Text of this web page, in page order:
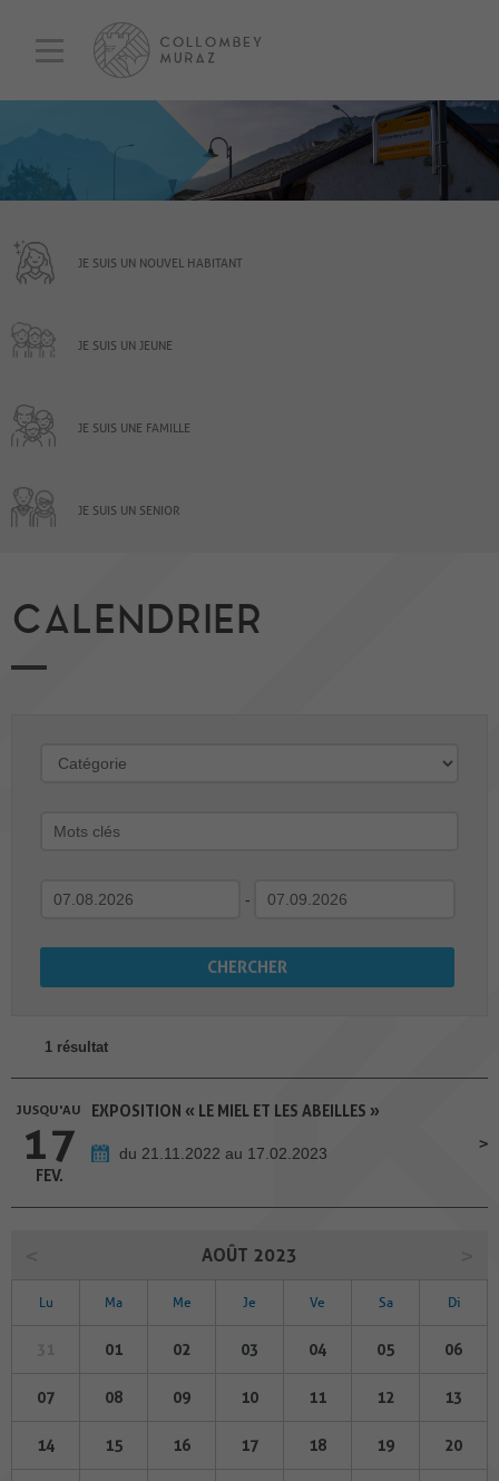
JE SUIS UN NOUVEL HABITANT
JE SUIS UN JEUNE
JE SUIS UNE FAMILLE
JE SUIS UN SENIOR
CALENDRIER
-
1 résultat
JUSQU'AU
17
FEV.
EXPOSITION « LE MIEL ET LES ABEILLES »
du 21.11.2022 au 17.02.2023
AOÛT 2023
Lu Ma Me Je Ve Sa Di
01 02 03 04 05 06
07 08 09 10 11 12 13
14 15 16 17 18 19 20